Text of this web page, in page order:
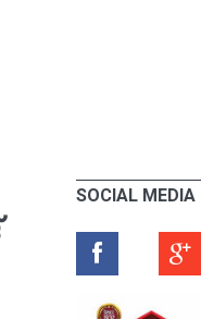
SOCIAL MEDIA